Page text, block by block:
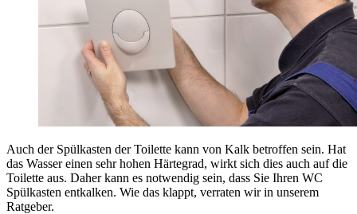
Auch der Spülkasten der Toilette kann von Kalk betroffen sein. Hat
das Wasser einen sehr hohen Härtegrad, wirkt sich dies auch auf die
Toilette aus. Daher kann es notwendig sein, dass Sie Ihren WC
Spülkasten entkalken. Wie das klappt, verraten wir in unserem
Ratgeber.